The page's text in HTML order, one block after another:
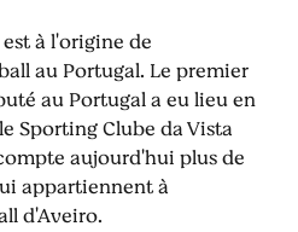
à l'origine de
au Portugal. Le premier
au Portugal a eu lieu en
Sporting Clube da Vista
aujourd'hui plus de
appartiennent à
d'Aveiro.